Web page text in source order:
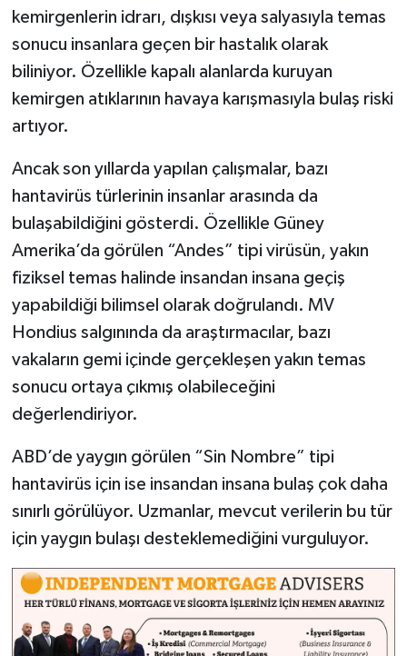
kemirgenlerin idrarı, dışkısı veya salyasıyla temas
sonucu insanlara geçen bir hastalık olarak
biliniyor. Özellikle kapalı alanlarda kuruyan
kemirgen atıklarının havaya karışmasıyla bulaş riski
artıyor.
Ancak son yıllarda yapılan çalışmalar, bazı
hantavirüs türlerinin insanlar arasında da
bulaşabildiğini gösterdi. Özellikle Güney
Amerika’da görülen “Andes” tipi virüsün, yakın
fiziksel temas halinde insandan insana geçiş
yapabildiği bilimsel olarak doğrulandı. MV
Hondius salgınında da araştırmacılar, bazı
vakaların gemi içinde gerçekleşen yakın temas
sonucu ortaya çıkmış olabileceğini
değerlendiriyor.
ABD’de yaygın görülen “Sin Nombre” tipi
hantavirüs için ise insandan insana bulaş çok daha
sınırlı görülüyor. Uzmanlar, mevcut verilerin bu tür
için yaygın bulaşı desteklemediğini vurguluyor.